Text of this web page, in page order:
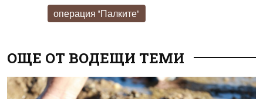
операция "Палките"
ОЩЕ ОТ ВОДЕЩИ ТЕМИ